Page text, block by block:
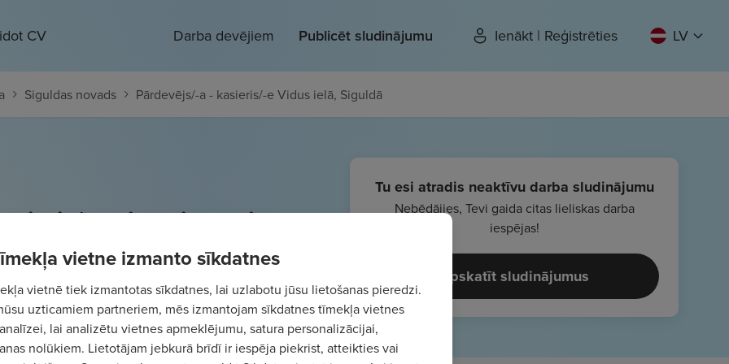
CV Darba devējiem Publicēt sludinājumu Ienākt | Reģistrēties LV
Siguldas novads Pārdevējs/-a - kasieris/-e Vidus ielā, Siguldā
e Vidus ielā, Siguldā
€/st.Bruto
Tu esi atradis neaktīvu darba sludinājumu
Nebēdājies, Tevi gaida citas lieliskas darba
iespējas!
Apskatīt sludinājumus
vietne izmanto sīkdatnes
vietnē tiek izmantotas sīkdatnes, lai uzlabotu jūsu lietošanas pieredzi.
uzticamiem partneriem, mēs izmantojam sīkdatnes tīmekļa vietnes
lai analizētu vietnes apmeklējumu, satura personalizācijai,
nolūkiem. Lietotājam jebkurā brīdī ir iespēja piekrist, atteikties vai